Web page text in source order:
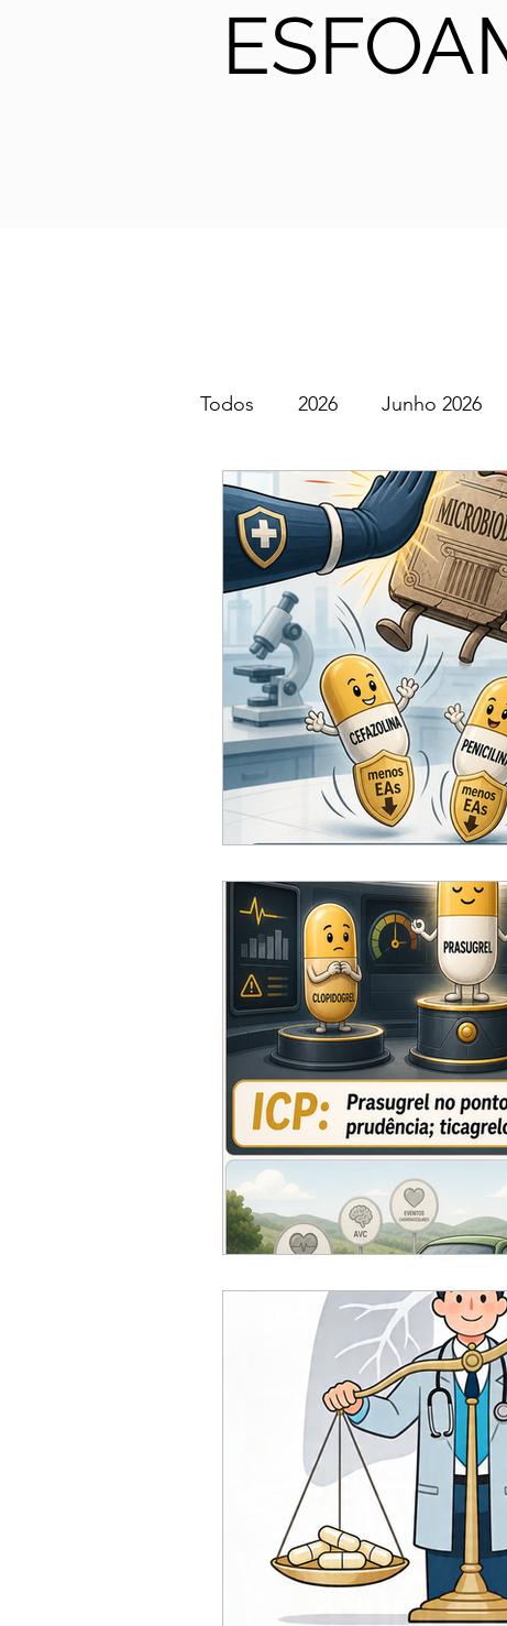
Todos 2026 Junho 2026
SGEM PT Podcast 2025
ACC Maio 2026 Abril
Fevereiro 2026 Janeiro
Outubro 2025 Setembro
Junho 2025 Dezembro
Setembro 2024 Julho